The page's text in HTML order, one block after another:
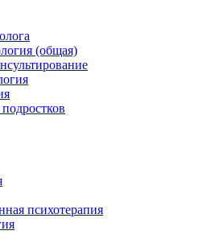
(общая)
психотерапия